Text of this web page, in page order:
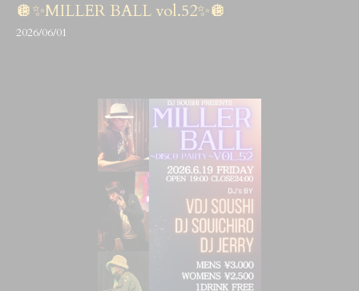
🪩✨MILLER BALL vol.52✨🪩
2026/06/01